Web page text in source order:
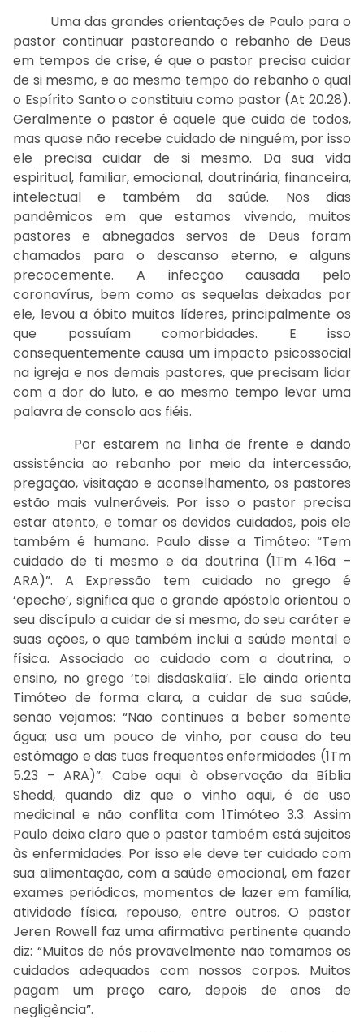
Uma das grandes orientações de Paulo para o
pastor continuar pastoreando o rebanho de Deus
em tempos de crise, é que o pastor precisa cuidar
de si mesmo, e ao mesmo tempo do rebanho o qual
o Espírito Santo o constituiu como pastor (At 20.28).
Geralmente o pastor é aquele que cuida de todos,
mas quase não recebe cuidado de ninguém, por isso
ele precisa cuidar de si mesmo. Da sua vida
espiritual, familiar, emocional, doutrinária, financeira,
intelectual e também da saúde. Nos dias
pandêmicos em que estamos vivendo, muitos
pastores e abnegados servos de Deus foram
chamados para o descanso eterno, e alguns
precocemente. A infecção causada pelo
coronavírus, bem como as sequelas deixadas por
ele, levou a óbito muitos líderes, principalmente os
que possuíam comorbidades. E isso
consequentemente causa um impacto psicossocial
na igreja e nos demais pastores, que precisam lidar
com a dor do luto, e ao mesmo tempo levar uma
palavra de consolo aos fiéis.
Por estarem na linha de frente e dando
assistência ao rebanho por meio da intercessão,
pregação, visitação e aconselhamento, os pastores
estão mais vulneráveis. Por isso o pastor precisa
estar atento, e tomar os devidos cuidados, pois ele
também é humano. Paulo disse a Timóteo: “Tem
cuidado de ti mesmo e da doutrina (1Tm 4.16a –
ARA)”. A Expressão tem cuidado no grego é
‘epeche’, significa que o grande apóstolo orientou o
seu discípulo a cuidar de si mesmo, do seu caráter e
suas ações, o que também inclui a saúde mental e
física. Associado ao cuidado com a doutrina, o
ensino, no grego ‘tei disdaskalia’. Ele ainda orienta
Timóteo de forma clara, a cuidar de sua saúde,
senão vejamos: “Não continues a beber somente
água; usa um pouco de vinho, por causa do teu
estômago e das tuas frequentes enfermidades (1Tm
5.23 – ARA)”. Cabe aqui à observação da Bíblia
Shedd, quando diz que o vinho aqui, é de uso
medicinal e não conflita com 1Timóteo 3.3. Assim
Paulo deixa claro que o pastor também está sujeitos
às enfermidades. Por isso ele deve ter cuidado com
sua alimentação, com a saúde emocional, em fazer
exames periódicos, momentos de lazer em família,
atividade física, repouso, entre outros. O pastor
Jeren Rowell faz uma afirmativa pertinente quando
diz: “Muitos de nós provavelmente não tomamos os
cuidados adequados com nossos corpos. Muitos
pagam um preço caro, depois de anos de
negligência”.